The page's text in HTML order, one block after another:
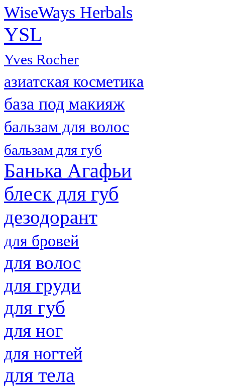
WiseWays Herbals
YSL
Yves Rocher
азиатская косметика
база под макияж
бальзам для волос
бальзам для губ
Банька Агафьи
блеск для губ
дезодорант
для бровей
для волос
для груди
для губ
для ног
для ногтей
для тела